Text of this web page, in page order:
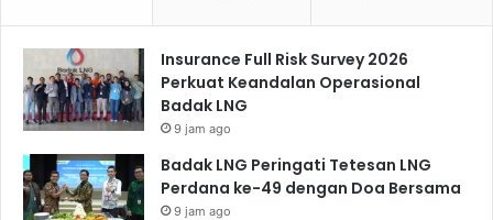
Insurance Full Risk Survey 2026
Perkuat Keandalan Operasional
Badak LNG
9 jam ago
Badak LNG Peringati Tetesan LNG
Perdana ke-49 dengan Doa Bersama
9 jam ago